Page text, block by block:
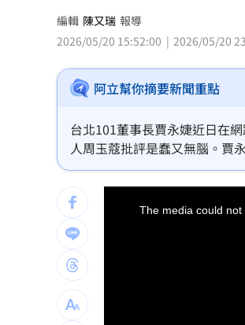
毒油案延燒政院點名
肥大叔46歲驟逝！2年
酒測爆表！職軍「接近
職場爸爸「5.5年沒加
編輯 陳又瑞 報導
2026/05/20 15:52:00
2026/05/20
阿立幫你摘要新聞重點
台北101董事長賈永婕近日在
人周玉蔻批評是蠢又無腦。賈
「我不會告她。因為老人家要
The media could